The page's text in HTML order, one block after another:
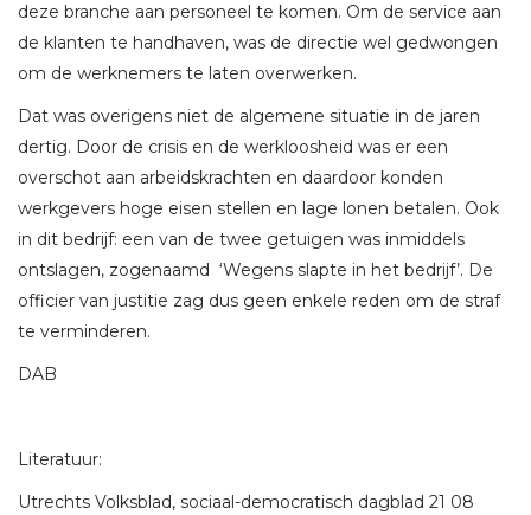
deze branche aan personeel te komen. Om de service aan
de klanten te handhaven, was de directie wel gedwongen
om de werknemers te laten overwerken.
Dat was overigens niet de algemene situatie in de jaren
dertig. Door de crisis en de werkloosheid was er een
overschot aan arbeidskrachten en daardoor konden
werkgevers hoge eisen stellen en lage lonen betalen. Ook
in dit bedrijf: een van de twee getuigen was inmiddels
ontslagen, zogenaamd ‘Wegens slapte in het bedrijf’. De
officier van justitie zag dus geen enkele reden om de straf
te verminderen.
DAB
Literatuur:
Utrechts Volksblad, sociaal-democratisch dagblad 21 08